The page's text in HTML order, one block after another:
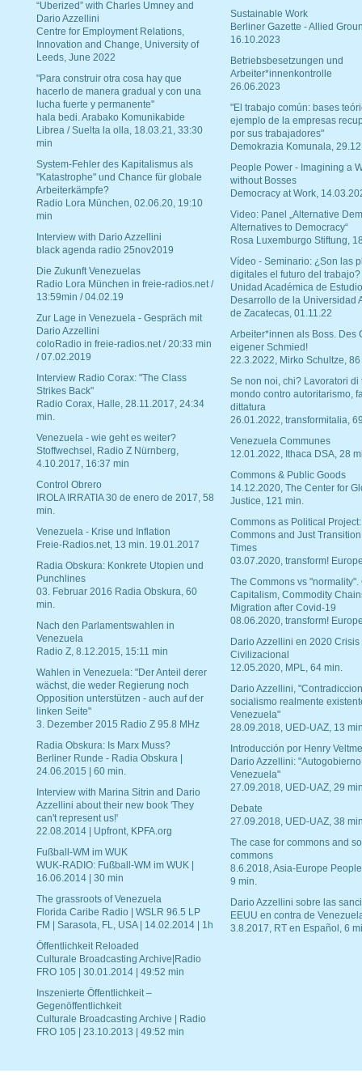
“Uberized” with Charles Umney and
Dario Azzellini
Centre for Employment Relations,
Innovation and Change, University of
Leeds, June 2022
"Para construir otra cosa hay que
hacerlo de manera gradual y con una
lucha fuerte y permanente"
hala bedi. Arabako Komunikabide
Librea / Suelta la olla, 18.03.21, 33:30
min
System-Fehler des Kapitalismus als
"Katastrophe" und Chance für globale
Arbeiterkämpfe?
Radio Lora München, 02.06.20, 19:10
min
Interview with Dario Azzellini
black agenda radio 25nov2019
Die Zukunft Venezuelas
Radio Lora München in freie-radios.net /
13:59min / 04.02.19
Zur Lage in Venezuela - Gespräch mit
Dario Azzellini
coloRadio in freie-radios.net / 20:33 min
/ 07.02.2019
Interview Radio Corax: "The Class
Strikes Back"
Radio Corax, Halle, 28.11.2017, 24:34
min.
Venezuela - wie geht es weiter?
Stoffwechsel, Radio Z Nürnberg,
4.10.2017, 16:37 min
Control Obrero
IROLA IRRATIA 30 de enero de 2017, 58
min.
Venezuela - Krise und Inflation
Freie-Radios.net, 13 min. 19.01.2017
Radia Obskura: Konkrete Utopien und
Punchlines
03. Februar 2016 Radia Obskura, 60
min.
Nach den Parlamentswahlen in
Venezuela
Radio Z, 8.12.2015, 15:11 min
Wahlen in Venezuela: "Der Anteil derer
wächst, die weder Regierung noch
Opposition unterstützen - auch auf der
linken Seite"
3. Dezember 2015 Radio Z 95.8 MHz
Radia Obskura: Is Marx Muss?
Berliner Runde - Radia Obskura |
24.06.2015 | 60 min.
Interview with Marina Sitrin and Dario
Azzellini about their new book 'They
can't represent us!'
22.08.2014 | Upfront, KPFA.org
Fußball-WM im WUK
WUK-RADIO: Fußball-WM im WUK |
16.06.2014 | 30 min
The grassroots of Venezuela
Florida Caribe Radio | WSLR 96.5 LP
FM | Sarasota, FL, USA | 14.02.2014 | 1h
Öffentlichkeit Reloaded
Culturale Broadcasting Archive|Radio
FRO 105 | 30.01.2014 | 49:52 min
Inszenierte Öffentlichkeit –
Gegenöffentlichkeit
Culturale Broadcasting Archive | Radio
FRO 105 | 23.10.2013 | 49:52 min
Sustainable Work
Berliner Gazette - Allied
16.10.2023
Betriebsbesetzungen und
Arbeiter*innenkontrolle
26.06.2023
"El trabajo común: bases
ejemplo de la empresas
por sus trabajadores"
Demokrazia Komunala,
People Power - Imagining a
without Bosses
Democracy at Work,
Video: Panel „Alternative
Alternatives to Democracy“
Rosa Luxemburgo Stiftung,
Vídeo - Seminario: ¿Son las
digitales el futuro del trabajo?
Unidad Académica de
Desarrollo de la Universidad
de Zacatecas, 01.11.22
Arbeiter*innen als Boss. Des
eigener Schmied!
22.3.2022, Mirko Schultze, 86
Se non noi, chi? Lavoratori di
mondo contro autoritarismo,
dittatura
26.01.2022, transformitalia,
Venezuela Communes
12.01.2022, Ithaca DSA, 28
Commons & Public Goods
14.12.2020, The Center for
Justice, 121 min.
Commons as Political Project:
Commons and Just
Times
03.07.2020, transform!
The Commons vs "normality".
Capitalism, Commodity
Migration after Covid-19
08.06.2020, transform!
Dario Azzellini en 2020 Crisis
Civilizacional
12.05.2020, MPL, 64 min.
Dario Azzellini,
socialismo realmente
Venezuela"
28.09.2018, UED-UAZ, 13
Introducción por Henry
Dario Azzellini:
Venezuela"
27.09.2018, UED-UAZ, 29
Debate
27.09.2018, UED-UAZ, 38
The case for commons and
commons
8.6.2018, Asia-Europe
9 min.
Dario Azzellini sobre las
EEUU en contra de
3.8.2017, RT en Español, 6